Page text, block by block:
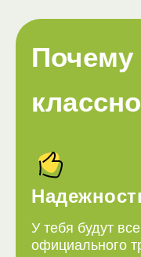
Почему
классно
У тебя будут
официального